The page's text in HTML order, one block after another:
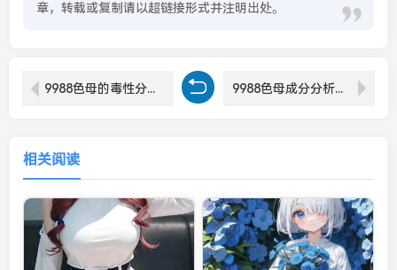
章，转载或复制请以超链接形式并注明出处。
9988色母的毒性分析及安全使用指南 9988色母成分分析与CAMDS标准解析：详细解析色母的化学成分与应用规范
相关阅读